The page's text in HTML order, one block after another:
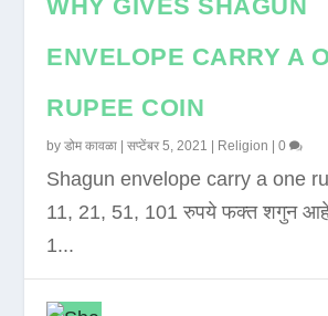
WHY GIVES SHAGUN
ENVELOPE CARRY A
RUPEE COIN
byडोम कावळा |सप्टेंबर 5, 2021 Religion |0
Shagun envelope carry a one
11, 21, 51, 101 रुपये फक्त शगुन
1...